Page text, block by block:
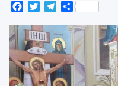
Facebook
TwitterTelegram